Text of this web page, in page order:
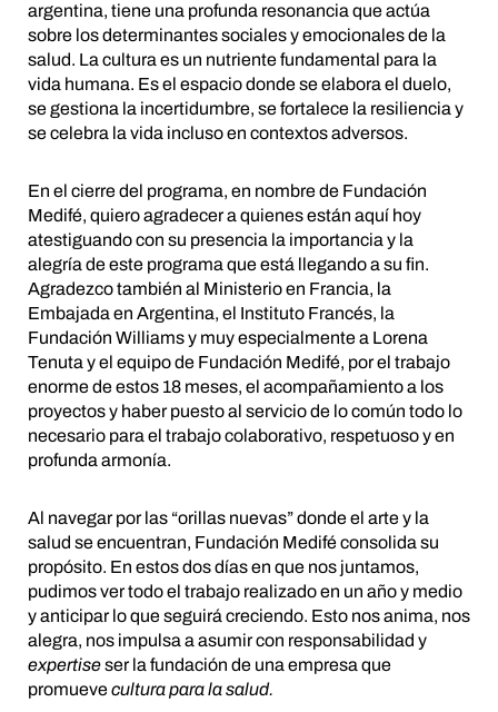
argentina, tiene una profunda resonancia que actúa
sobre los determinantes sociales y emocionales de la
salud. La cultura es un nutriente fundamental para la
vida humana. Es el espacio donde se elabora el duelo,
se gestiona la incertidumbre, se fortalece la resiliencia y
se celebra la vida incluso en contextos adversos.
En el cierre del programa, en nombre de Fundación
Medifé, quiero agradecer a quienes están aquí hoy
atestiguando con su presencia la importancia y la
alegría de este programa que está llegando a su fin.
Agradezco también al Ministerio en Francia, la
Embajada en Argentina, el Instituto Francés, la
Fundación Williams y muy especialmente a Lorena
Tenuta y el equipo de Fundación Medifé, por el trabajo
enorme de estos 18 meses, el acompañamiento a los
proyectos y haber puesto al servicio de lo común todo lo
necesario para el trabajo colaborativo, respetuoso y en
profunda armonía.
Al navegar por las “orillas nuevas” donde el arte y la
salud se encuentran, Fundación Medifé consolida su
propósito. En estos dos días en que nos juntamos,
pudimos ver todo el trabajo realizado en un año y medio
y anticipar lo que seguirá creciendo. Esto nos anima, nos
alegra, nos impulsa a asumir con responsabilidad y
expertiseser la fundación de una empresa que
promuevecultura para la salud.